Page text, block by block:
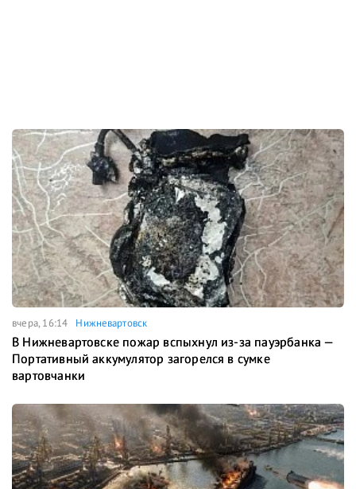
вчера, 16:14 Нижневартовск
В Нижневартовске пожар вспыхнул из-за пауэрбанка —
Портативный аккумулятор загорелся в сумке
вартовчанки